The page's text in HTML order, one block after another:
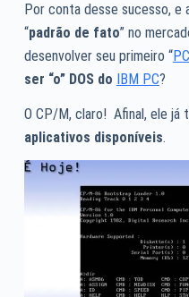
Por conta desse sucesso, e
“padrão de fato” no
desenvolver seu primeiro “PC
ser “o” DOS do IBM PC?
O CP/M, claro! Afinal, ele já
aplicativos disponíveis.